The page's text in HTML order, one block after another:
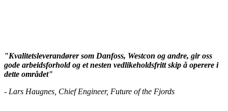
"Kvalitetsleverandører som Danfoss, Westcon og andre, gir oss
gode arbeidsforhold og et nesten vedlikeholdsfritt skip å operere i
dette området"
- Lars Haugnes, Chief Engineer, Future of the Fjords